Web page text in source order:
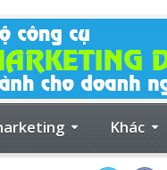
Khác